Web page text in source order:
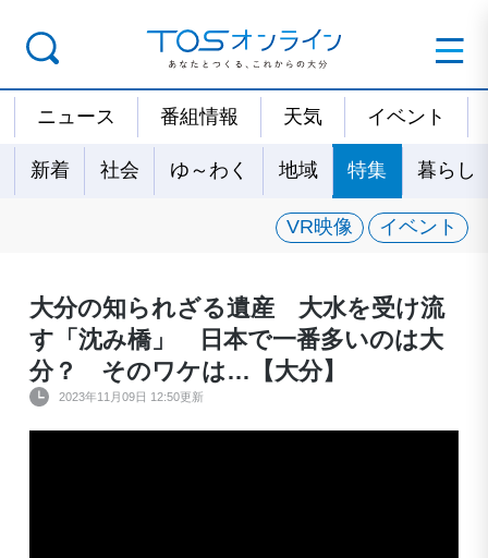
ニュース 番組情報 天気 イベント
新着 社会 ゆ～わく 地域 特集 暮らし
VR映像 イベント
大分の知られざる遺産 大水を受け流
す「沈み橋」 日本で一番多いのは大
分？ そのワケは…【大分】
2023年11月09日 12:50更新